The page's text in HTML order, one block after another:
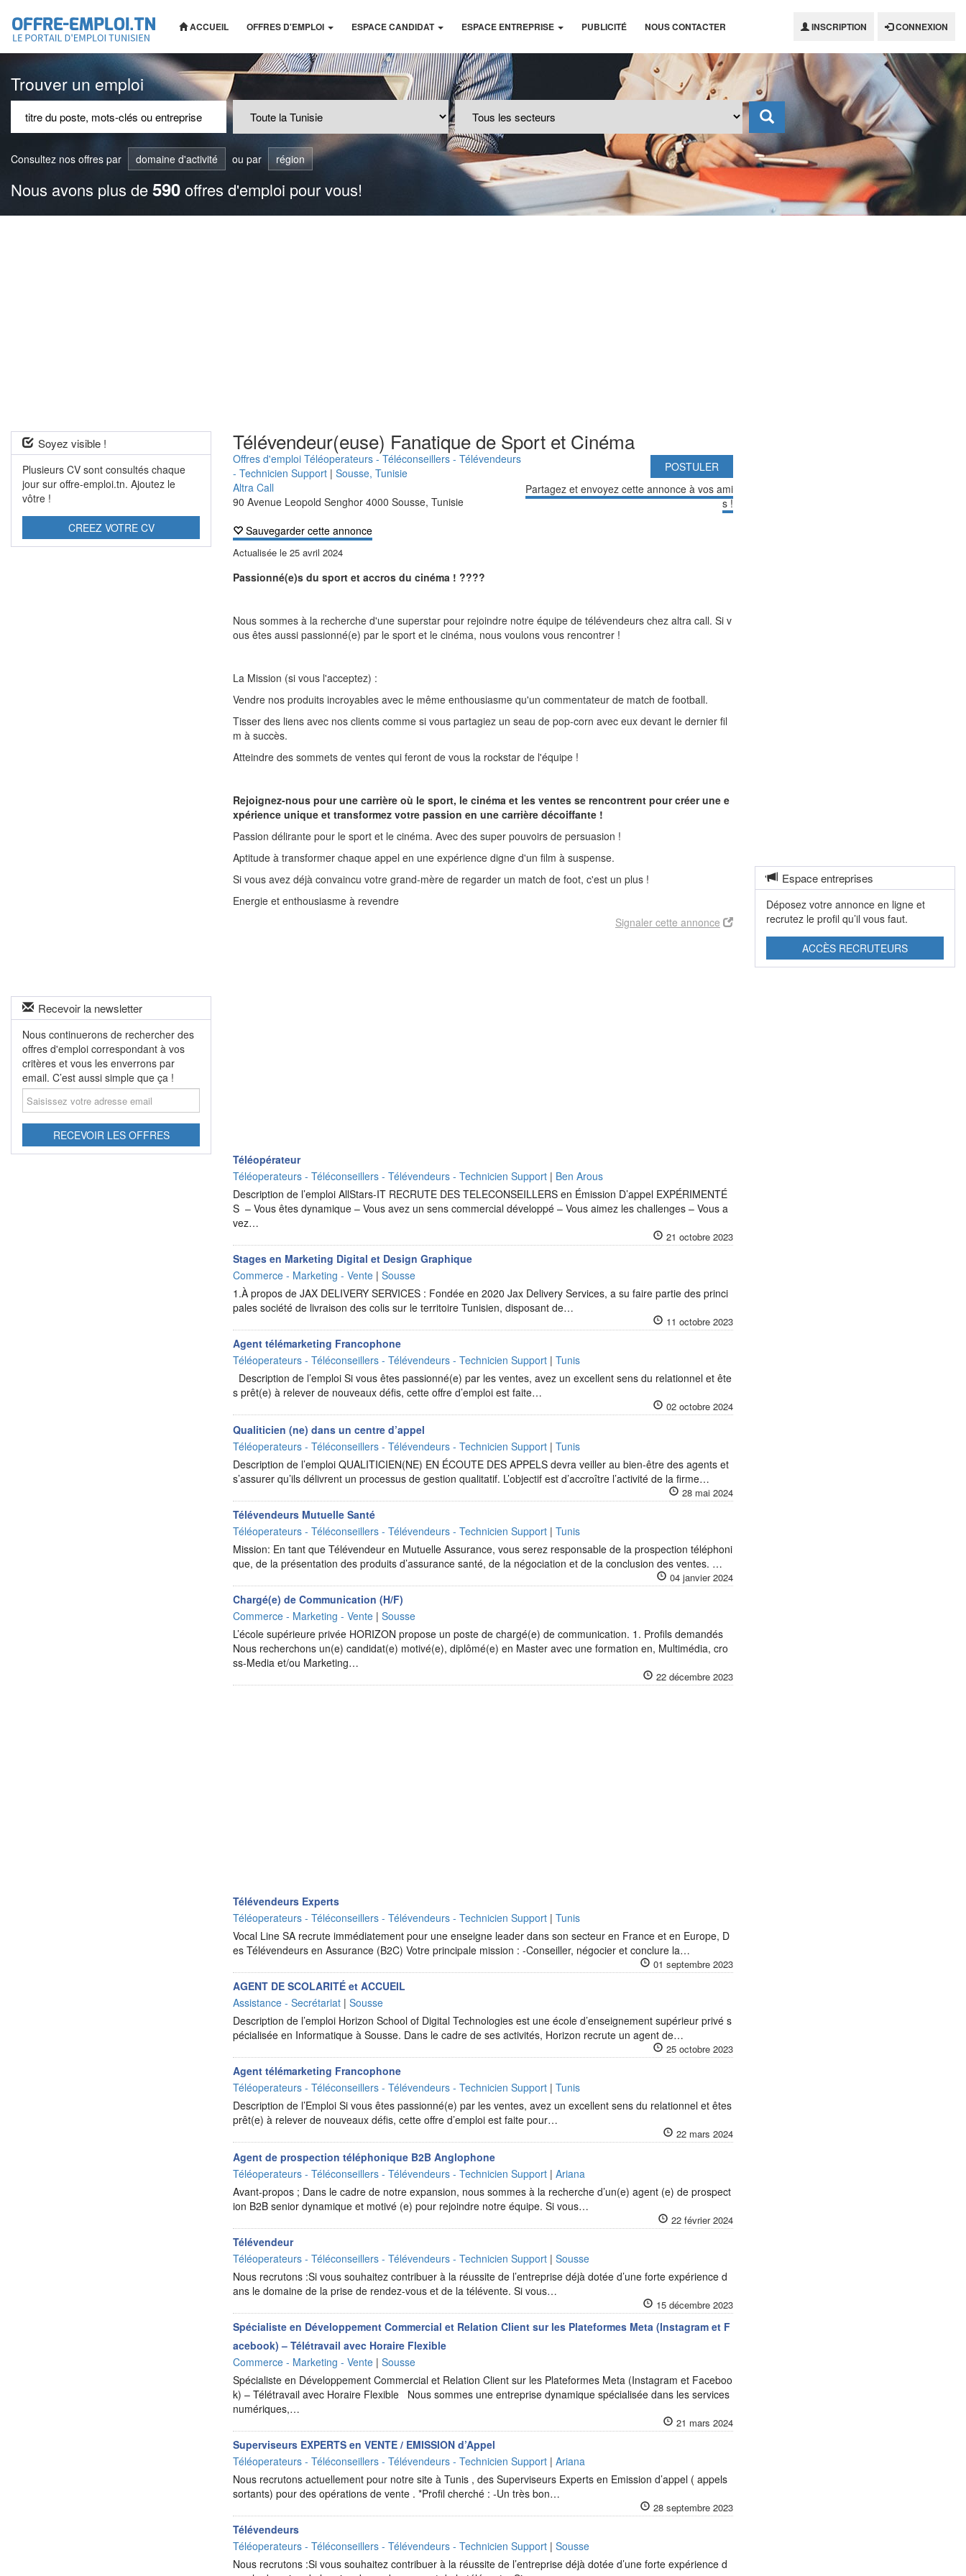
ACCUEIL OFFRES D'EMPLOI ESPACE CANDIDAT ESPACE ENTREPRISE PUBLICITÉ NOUS CONTACTER INSCRIPTION CONNEXION
Trouver un emploi
Consultez nos offres par domaine d'activité ou par région
Nous avons plus de590offres d'emploi pour vous!
Soyez visible !
Plusieurs CV sont consultés chaque
jour sur offre-emploi.tn. Ajoutez le
vôtre !
CREEZ VOTRE CV
Recevoir la newsletter
Nous continuerons de rechercher des
offres d'emploi correspondant à vos
critères et vous les enverrons par
email. C’est aussi simple que ça !
Saisissez
votre
adresse
RECEVOIR LES OFFRES
Télévendeur(euse) Fanatique de Sport et Cinéma
Offres d'emploi Téléoperateurs - Téléconseillers - Télévendeurs
- Technicien Support |Sousse, Tunisie
Altra Call
90 Avenue Leopold Senghor 4000 Sousse, Tunisie
Sauvegarder cette annonce
Actualisée le25 avril 2024
POSTULER
Partagez et envoyez cette annonce à vos ami
s !
Passionné(e)s du sport et accros du cinéma ! ????
Nous sommes à la recherche d'une superstar pour rejoindre notre équipe de télévendeurs chez altra call. Si v
ous êtes aussi passionné(e) par le sport et le cinéma, nous voulons vous rencontrer !
La Mission (si vous l'acceptez) :
Vendre nos produits incroyables avec le même enthousiasme qu'un commentateur de match de football.
Tisser des liens avec nos clients comme si vous partagiez un seau de pop-corn avec eux devant le dernier fil
m à succès.
Atteindre des sommets de ventes qui feront de vous la rockstar de l'équipe !
Rejoignez-nous pour une carrière où le sport, le cinéma et les ventes se rencontrent pour créer une e
xpérience unique et transformez votre passion en une carrière décoiffante !
Passion délirante pour le sport et le cinéma. Avec des super pouvoirs de persuasion !
Aptitude à transformer chaque appel en une expérience digne d'un film à suspense.
Si vous avez déjà convaincu votre grand-mère de regarder un match de foot, c'est un plus !
Energie et enthousiasme à revendre
Signaler cette annonce
Téléopérateur
Téléoperateurs - Téléconseillers - Télévendeurs - Technicien Support | Ben Arous
Description de l’emploi AllStars-IT RECRUTE DES TELECONSEILLERS en Émission D’appel EXPÉRIMENTÉ
S – Vous êtes dynamique – Vous avez un sens commercial développé – Vous aimez les challenges – Vous a
vez…
21 octobre 2023
Stages en Marketing Digital et Design Graphique
Commerce - Marketing - Vente |Sousse
1.À propos de JAX DELIVERY SERVICES : Fondée en 2020 Jax Delivery Services, a su faire partie des princi
pales société de livraison des colis sur le territoire Tunisien, disposant de…
11 octobre 2023
Agent télémarketing Francophone
Téléoperateurs - Téléconseillers - Télévendeurs - Technicien Support |Tunis
Description de l’emploi Si vous êtes passionné(e) par les ventes, avez un excellent sens du relationnel et ête
s prêt(e) à relever de nouveaux défis, cette offre d’emploi est faite…
02 octobre 2024
Qualiticien (ne) dans un centre d’appel
Téléoperateurs - Téléconseillers - Télévendeurs - Technicien Support |Tunis
Description de l’emploi QUALITICIEN(NE) EN ÉCOUTE DES APPELS devra veiller au bien-être des agents et
s’assurer qu’ils délivrent un processus de gestion qualitatif. L’objectif est d’accroître l’activité de la firme…
28 mai 2024
Télévendeurs Mutuelle Santé
Téléoperateurs - Téléconseillers - Télévendeurs - Technicien Support |Tunis
Mission: En tant que Télévendeur en Mutuelle Assurance, vous serez responsable de la prospection téléphoni
que, de la présentation des produits d’assurance santé, de la négociation et de la conclusion des ventes. …
04 janvier 2024
Chargé(e) de Communication (H/F)
Commerce - Marketing - Vente |Sousse
L’école supérieure privée HORIZON propose un poste de chargé(e) de communication. 1. Profils demandés
Nous recherchons un(e) candidat(e) motivé(e), diplômé(e) en Master avec une formation en, Multimédia, cro
ss-Media et/ou Marketing…
22 décembre 2023
Télévendeurs Experts
Téléoperateurs - Téléconseillers - Télévendeurs - Technicien Support |Tunis
Vocal Line SA recrute immédiatement pour une enseigne leader dans son secteur en France et en Europe, D
es Télévendeurs en Assurance (B2C) Votre principale mission : -Conseiller, négocier et conclure la…
01 septembre 2023
AGENT DE SCOLARITÉ et ACCUEIL
Assistance - Secrétariat |Sousse
Description de l’emploi Horizon School of Digital Technologies est une école d’enseignement supérieur privé s
pécialisée en Informatique à Sousse. Dans le cadre de ses activités, Horizon recrute un agent de…
25 octobre 2023
Agent télémarketing Francophone
Téléoperateurs - Téléconseillers - Télévendeurs - Technicien Support |Tunis
Description de l’Emploi Si vous êtes passionné(e) par les ventes, avez un excellent sens du relationnel et êtes
prêt(e) à relever de nouveaux défis, cette offre d’emploi est faite pour…
22 mars 2024
Agent de prospection téléphonique B2B Anglophone
Téléoperateurs - Téléconseillers - Télévendeurs - Technicien Support |Ariana
Avant-propos ; Dans le cadre de notre expansion, nous sommes à la recherche d’un(e) agent (e) de prospect
ion B2B senior dynamique et motivé (e) pour rejoindre notre équipe. Si vous…
22 février 2024
Télévendeur
Téléoperateurs - Téléconseillers - Télévendeurs - Technicien Support |Sousse
Nous recrutons :Si vous souhaitez contribuer à la réussite de l’entreprise déjà dotée d’une forte expérience d
ans le domaine de la prise de rendez-vous et de la télévente. Si vous…
15 décembre 2023
Spécialiste en Développement Commercial et Relation Client sur les Plateformes Meta (Instagram et F
acebook) – Télétravail avec Horaire Flexible
Commerce - Marketing - Vente |Sousse
Spécialiste en Développement Commercial et Relation Client sur les Plateformes Meta (Instagram et Faceboo
k) – Télétravail avec Horaire Flexible Nous sommes une entreprise dynamique spécialisée dans les services
numériques,…
21 mars 2024
Superviseurs EXPERTS en VENTE / EMISSION d’Appel
Téléoperateurs - Téléconseillers - Télévendeurs - Technicien Support |Ariana
Nous recrutons actuellement pour notre site à Tunis , des Superviseurs Experts en Emission d’appel ( appels
sortants) pour des opérations de vente . *Profil cherché : -Un très bon…
28 septembre 2023
Télévendeurs
Téléoperateurs - Téléconseillers - Télévendeurs - Technicien Support |Sousse
Nous recrutons :Si vous souhaitez contribuer à la réussite de l’entreprise déjà dotée d’une forte expérience d
Espace entreprises
Déposez votre annonce en ligne et
recrutez le profil qu’il vous faut.
ACCÈS RECRUTEURS